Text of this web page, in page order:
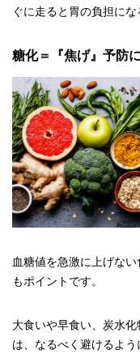
ぐに走ると胃の負担にな
糖化＝『焦げ』予防
血糖値を急激に上げな
もポイントです。
大食いや早食い、炭水
は、なるべく避けるよう